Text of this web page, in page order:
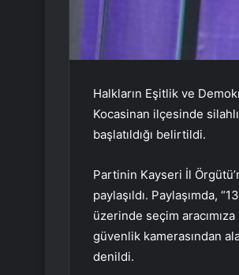
Halkların Eşitlik ve
Kocasinan ilçesinde
başlatıldığı belirtildi.
Partinin Kayseri İl
paylaşıldı. Paylaşımda,
üzerinde seçim
güvenlik kamerasından
denildi.